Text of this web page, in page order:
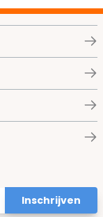
Inschrijven